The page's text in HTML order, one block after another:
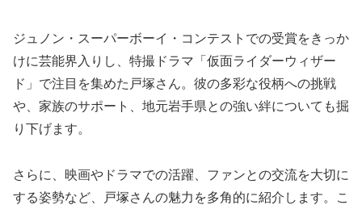
ジュノン・スーパーボーイ・コンテストでの受賞をきっか
けに芸能界入りし、特撮ドラマ「仮面ライダーウィザー
ド」で注目を集めた戸塚さん。彼の多彩な役柄への挑戦
や、家族のサポート、地元岩手県との強い絆についても掘
り下げます。
さらに、映画やドラマでの活躍、ファンとの交流を大切に
する姿勢など、戸塚さんの魅力を多角的に紹介します。こ